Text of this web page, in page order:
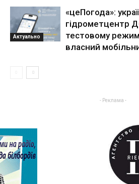
Актуально
«цеПогода»:
гідрометцентр
тестовому
власний
- Реклама -